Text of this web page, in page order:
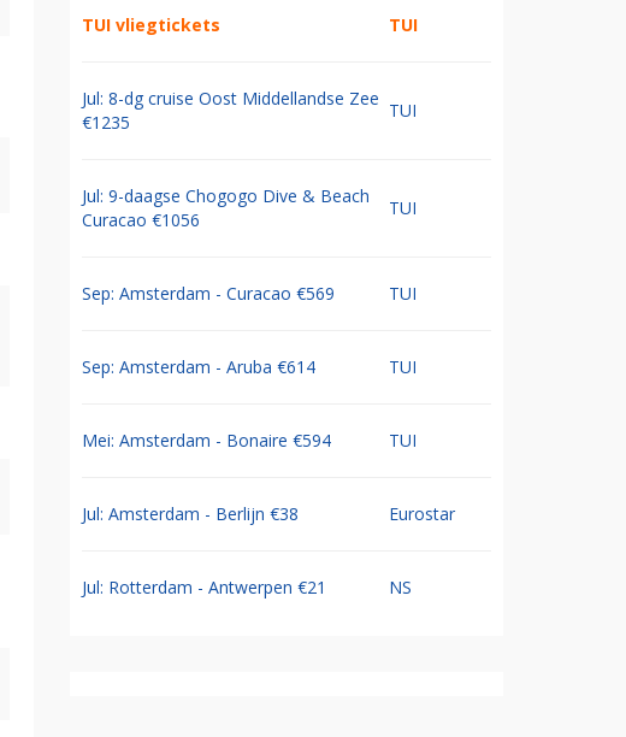
TUI vliegtickets TUI
Jul: 8-dg cruise Oost Middellandse Zee
€1235
TUI
Jul: 9-daagse Chogogo Dive & Beach
Curacao €1056
TUI
Sep: Amsterdam - Curacao €569 TUI
Sep: Amsterdam - Aruba €614 TUI
Mei: Amsterdam - Bonaire €594 TUI
Jul: Amsterdam - Berlijn €38 Eurostar
Jul: Rotterdam - Antwerpen €21 NS